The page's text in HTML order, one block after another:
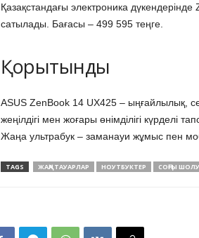
Қазақстандағы электроника
сатылады. Бағасы – 499 595 теңге.
Қорытынды
ASUS ZenBook 14 UX425 – ыңғайлылық,
жеңілдігі мен жоғары өнімділігі күрделі
Жаңа ультрабук – заманауи жұмыс пен
TAGS ЖАҢА ТАУАРЛАР НОУТБУКТЕР СОҢҒЫ